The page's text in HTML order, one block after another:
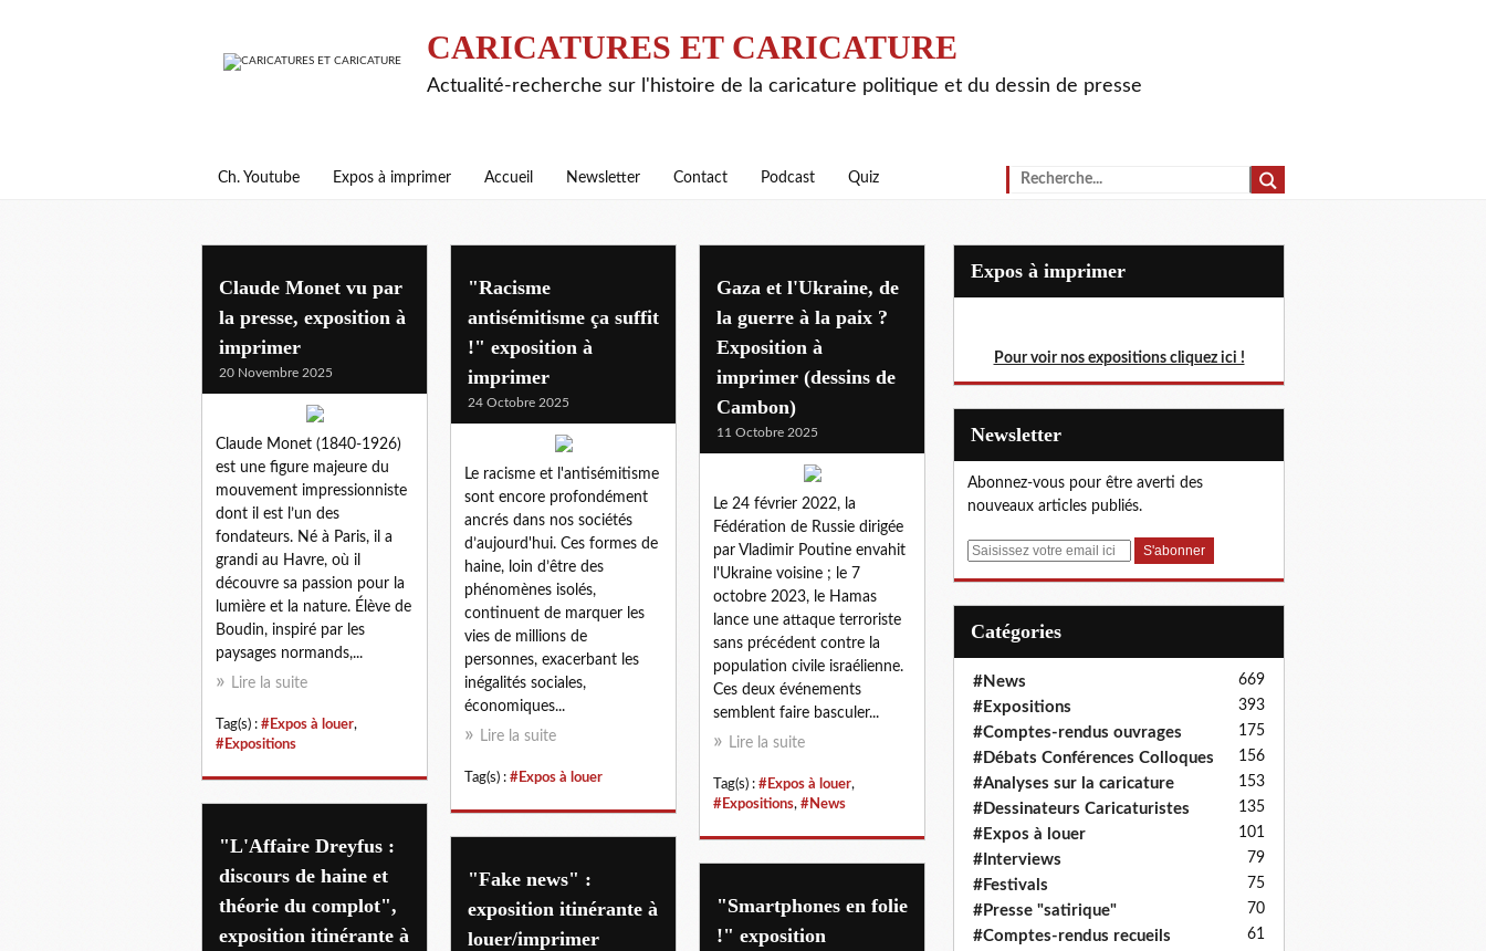
CARICATURES ET CARICATURE
Actualité-recherche sur l'histoire de la caricature politique et du dessin de presse
Ch. Youtube Expos à imprimer Accueil Newsletter Contact Podcast Quiz
expos a louer
Claude Monet vu par
la presse, exposition à
imprimer
20 Novembre 2025
Claude Monet (1840-1926)
est une figure majeure du
mouvement impressionniste
dont il est l’un des
fondateurs. Né à Paris, il a
grandi au Havre, où il
découvre sa passion pour la
lumière et la nature. Élève de
Boudin, inspiré par les
paysages normands,...
Lire la suite
Tag(s) : #Expos à louer,
#Expositions
"Racisme
antisémitisme ça suffit
!" exposition à
imprimer
24 Octobre 2025
Le racisme et l'antisémitisme
sont encore profondément
ancrés dans nos sociétés
d’aujourd'hui. Ces formes de
haine, loin d’être des
phénomènes isolés,
continuent de marquer les
vies de millions de
personnes, exacerbant les
inégalités sociales,
économiques...
Lire la suite
Tag(s) : #Expos à louer
Gaza et l'Ukraine, de
la guerre à la paix ?
Exposition à
imprimer (dessins de
Cambon)
11 Octobre 2025
Le 24 février 2022, la
Fédération de Russie dirigée
par Vladimir Poutine envahit
l'Ukraine voisine ; le 7
octobre 2023, le Hamas
lance une attaque terroriste
sans précédent contre la
population civile israélienne.
Ces deux événements
semblent faire basculer...
Lire la suite
Tag(s) : #Expos à louer,
#Expositions, #News
"L'Affaire Dreyfus :
discours de haine et
théorie du complot",
exposition itinérante à
"Fake news" :
exposition itinérante à
louer/imprimer
"Smartphones en folie
!" exposition
Expos à imprimer
Pour voir nos expositions cliquez ici !
Newsletter
Abonnez-vous pour être averti des
nouveaux articles publiés.
E
Catégories
#News 669
#Expositions 393
#Comptes-rendus ouvrages 175
#Débats Conférences Colloques 156
#Analyses sur la caricature 153
#Dessinateurs Caricaturistes 135
#Expos à louer 101
#Interviews 79
#Festivals 75
#Presse "satirique" 70
#Comptes-rendus recueils 61